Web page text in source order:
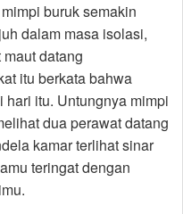
buruk semakin
dalam masa isolasi,
datang
itu berkata bahwa
itu. Untungnya mimpi
dua perawat datang
kamar terlihat sinar
teringat dengan